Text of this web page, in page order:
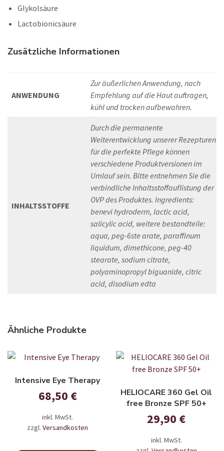
Glykolsäure
Lactobionicsäure
Zusätzliche Informationen
ANWENDUNG
Zur äußerlichen Anwendung, nach
Empfehlung auf die Haut auftragen,
kühl und trocken aufbewahren.
INHALTSSTOFFE
Durch die permanente
Weiterentwicklung unserer Rezepturen
für die perfekte Pflege können
verschiedene Produktversionen im
Umlauf sein. Bitte entnehmen Sie die
verbindliche Inhaltsstoffauflistung der
OVP des Produktes. Ingredients:
benevi hydroderm, lactic acid,
salicylic acid, weitere bestandteile:
aqua, peg-6ste arate, paraffinum
liquidum, dimethicone, peg-40
stearate, sodium citrate,
polyaminopropyl biguanide, citric
acid, disodium edta
Ähnliche Produkte
Intensive Eye Therapy
68,50 €
inkl. MwSt.
zzgl.Versandkosten
HELIOCARE 360 Gel Oil
free Bronze SPF 50+
29,90 €
inkl. MwSt.